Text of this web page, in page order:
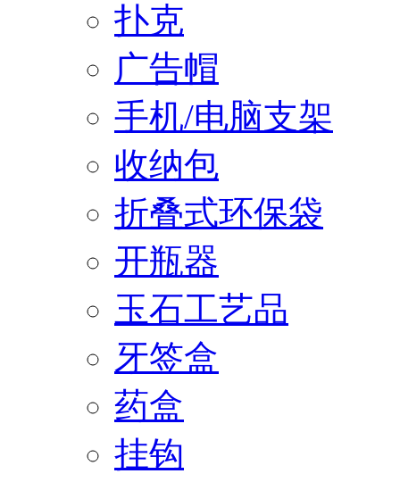
扑克
广告帽
手机/电脑支架
收纳包
折叠式环保袋
开瓶器
玉石工艺品
牙签盒
药盒
挂钩